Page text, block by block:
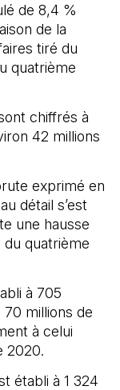
de 8,4 %
de la
tiré du
quatrième
chiffrés à
42 millions
exprimé en
détail s’est
une hausse
du quatrième
à 705
70 millions de
à celui
2020.
établi à 1 324